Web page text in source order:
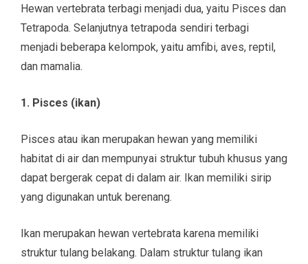
Hewan vertebrata terbagi menjadi dua, yaitu Pisces dan
Tetrapoda. Selanjutnya tetrapoda sendiri terbagi
menjadi beberapa kelompok, yaitu amfibi, aves, reptil,
dan mamalia.
1. Pisces (ikan)
Pisces atau ikan merupakan hewan yang memiliki
habitat di air dan mempunyai struktur tubuh khusus yang
dapat bergerak cepat di dalam air. Ikan memiliki sirip
yang digunakan untuk berenang.
Ikan merupakan hewan vertebrata karena memiliki
struktur tulang belakang. Dalam struktur tulang ikan